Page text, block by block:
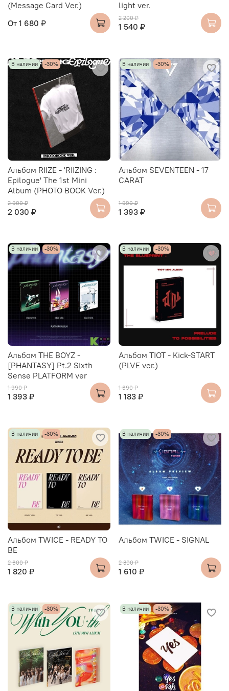
(Message Card Ver.)
От 1 680 ₽
light ver.
2 200 ₽
1 540 ₽
В наличии -30%
Альбом RIIZE - 'RIIZING :
Epilogue' The 1st Mini
Album (PHOTO BOOK Ver.)
2 900 ₽
2 030 ₽
В наличии -30%
Альбом SEVENTEEN - 17
CARAT
1 990 ₽
1 393 ₽
В наличии -30%
Альбом THE BOYZ -
[PHANTASY] Pt.2 Sixth
Sense PLATFORM ver
1 990 ₽
1 393 ₽
В наличии -30%
Альбом TIOT - Kick-START
(PLVE ver.)
1 690 ₽
1 183 ₽
В наличии -30%
Альбом TWICE - READY TO
BE
2 600 ₽
1 820 ₽
В наличии -30%
Альбом TWICE - SIGNAL
2 300 ₽
1 610 ₽
В наличии -30% В наличии -30%